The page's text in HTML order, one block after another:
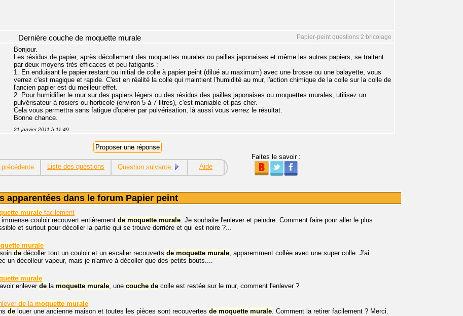
Papier-peint questions 2 bricolage
Dernière couche de moquette murale
Bonjour.
Les résidus de papier, après décollement des moquettes murales ou pailles japonaises et même les autres papiers, se traitent
par deux moyens très efficaces et peu fatigants :
1. En enduisant le papier restant ou initial de colle à papier peint (dilué au maximum) avec une brosse ou une balayette, vous
verrez c'est magique et rapide. C'est en réalité la colle qui maintient l'humidité au mur, l'action chimique de la colle sur la colle de
l'ancien papier est du meilleur effet.
2. Pour humidifier le mur sur des papiers légers ou des résidus des pailles japonaises ou moquettes murales, utilisez un
pulvérisateur à rosiers ou horticole (environ 5 à 7 litres), c'est maniable et pas cher.
Cela vous permettra sans fatigue d'opérer par pulvérisation, là aussi vous verrez le résultat.
Bonne chance.
21 janvier 2011 à 11:49
Liste des questions Question suivante Aide
Faites le savoir :
apparentées dans le forum Papier peint
murale facilement
couloir recouvert entièrement de moquette murale. Je souhaite l'enlever et peindre. Comment faire pour aller le plus
et surtout pour décoller la partie qui se trouve derrière et qui est noire ?...
murale
de décoller tout un couloir et un escalier recouverts de moquette murale, apparemment collée avec une super colle. J'ai
un décolleur vapeur, mais je n'arrive à décoller que des petits bouts....
murale
enlever de la moquette murale, une couche de colle est restée sur le mur, comment l'enlever ?
de la moquette murale
de louer une ancienne maison et toutes les pièces sont recouvertes de moquette murale. Comment la retirer facilement ? Merci.